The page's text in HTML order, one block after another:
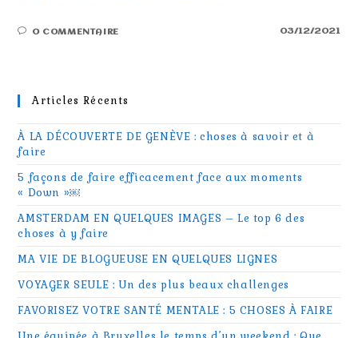
0 COMMENTAIRE 03/12/2021
Articles Récents
À LA DÉCOUVERTE DE GENÈVE : choses à savoir et à
faire
5 façons de faire efficacement face aux moments
« Down »￼
AMSTERDAM EN QUELQUES IMAGES – Le top 6 des
choses à y faire
MA VIE DE BLOGUEUSE EN QUELQUES LIGNES
VOYAGER SEULE : Un des plus beaux challenges
FAVORISEZ VOTRE SANTÉ MENTALE : 5 CHOSES À FAIRE